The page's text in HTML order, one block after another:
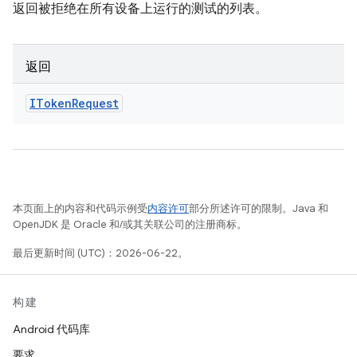
返回被拒绝在所有设备上运行的测试的列表。
返回
ITokenRequest
本页面上的内容和代码示例受内容许可部分所述许可的限制。Java 和
OpenJDK 是 Oracle 和/或其关联公司的注册商标。
最后更新时间 (UTC)：2026-06-22。
构建
Android 代码库